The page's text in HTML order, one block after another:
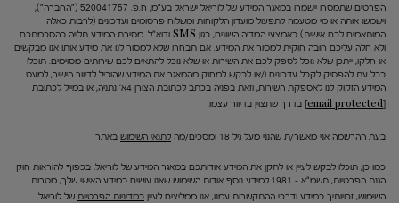
הפרטים שתמסרו יישמרו במאגר המידע של לוריאל ישראל בע"מ, ח.פ. 520041757 ("החברה"),
וישמשו אותה או מי מטעמה לתפעול מועדון הלקוחות ומשלוח פרסומים ועדכונים (לרבות כאלה
המותאמים לכם אישית) באמצעי המדיה השונים, כגון SMS ודוא"ל. מסירת המידע תלויה בהסכמתכם
ולא חלה עליכם חובה חוקית למסור את המידע. אם תבחרו שלא למסור לנו את מידע אותו אנו מבקשים
או חלקו, ייתכן שלא נוכל לספק לכם את השירות או שלא נוכל להתאים לכם שירותים מסוימים. תוכלו
בכל עת להפסיק לקבל עדכונים ו/או לבקש למחוק מהמאגר את המידע שהוביל לדיוור הישיר, למעט
המידע הזקוק לנו לאספקת השירות, וזאת בפניה בכתב לכתובת הצורן 4א' נתניה, או במייל לכתובת
[email protected]
בדרך שתצוין בדיוור עצמו.
בעת ההרשמה אני מאשר/ת שהנני מעל גיל 18 ומסכים/מה לתנאי השימוש באתר
כמו כן, תוכלו לבקש לעיין או לתקן את המידע אודותכם במאגר המידע של לוריאל, בכפוף להוראות חוק
הגנת הפרטיות, תשמ"א – 1981.למידע נוסף אודות השימוש שאנו עושים במידע האישי שלך, מטרות
השימוש, זכויותיך במידע ודרכי ההתקשרות עמנו, אנו ממליצים לעיין במדיניות הפרטיות של לוריאל